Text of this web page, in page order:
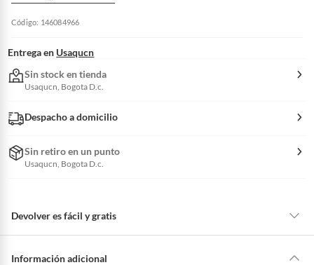
Código: 146084966
Entrega en Usaqucn
Sin stock en tienda
Usaqucn, Bogota D.c.
Despacho a domicilio
Sin retiro en un punto
Usaqucn, Bogota D.c.
Devolver es fácil y gratis
en todo momento. Por eso, como clientes cuentas con garantías y
Información adicional